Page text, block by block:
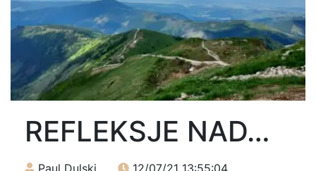
REFLEKSJE NAD…
Paul Dulski
12/07/21 13:55:04